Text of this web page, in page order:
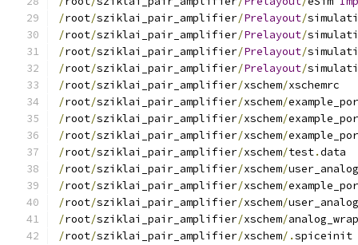
/root/sziklai_pair_amplifier/Prelayout/
/root/sziklai_pair_amplifier/Prelayout/
/root/sziklai_pair_amplifier/Prelayout/
/root/sziklai_pair_amplifier/Prelayout/
/root/sziklai_pair_amplifier/xschem/xschemrc
/root/sziklai_pair_amplifier/xschem/example_por
/root/sziklai_pair_amplifier/xschem/example_por
/root/sziklai_pair_amplifier/xschem/
/root/sziklai_pair_amplifier/xschem/test.data
/root/sziklai_pair_amplifier/xschem/
/root/sziklai_pair_amplifier/xschem/
/root/sziklai_pair_amplifier/xschem/
/root/sziklai_pair_amplifier/xschem/
/root/sziklai_pair_amplifier/xschem/.spiceinit